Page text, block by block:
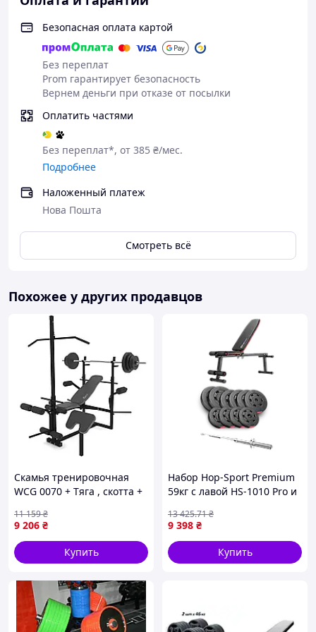
Безопасная оплата картой
Без переплат
Prom гарантирует безопасность
Вернем деньги при отказе от посылки
Оплатить частями
Без переплат*, от 385 ₴/мес.
Подробнее
Наложенный платеж
Нова Пошта
Смотреть всё
Похожее у других продавцов
Скамья тренировочная
WCG 0070 + Тяга , скотта +
9 206 ₴
11 159₴
Купить
Набор Hop-Sport Premium
59кг с лавой HS-1010 Pro и
9 398 ₴
13 425.71₴
Купить